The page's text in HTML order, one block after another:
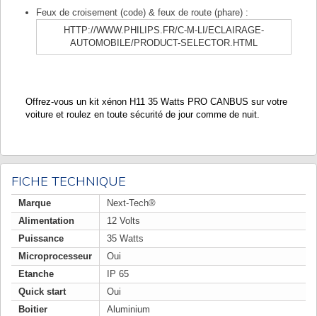
Feux de croisement (code) & feux de route (phare) :
HTTP://WWW.PHILIPS.FR/C-M-LI/ECLAIRAGE-
AUTOMOBILE/PRODUCT-SELECTOR.HTML
Offrez-vous un kit xénon H11 35 Watts PRO CANBUS sur votre
voiture et roulez en toute sécurité de jour comme de nuit.
FICHE TECHNIQUE
Marque
Next-Tech®
Alimentation
12 Volts
Puissance
35 Watts
Microprocesseur
Oui
Etanche
IP 65
Quick start
Oui
Boitier
Aluminium